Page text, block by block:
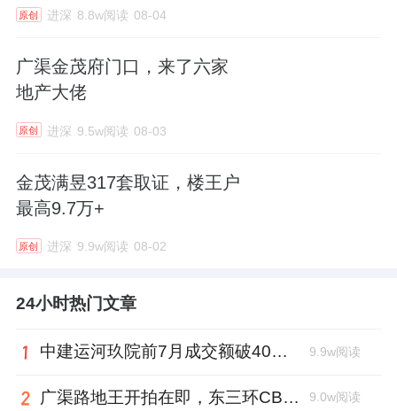
原创 进深 8.8w阅读 08-04
广渠金茂府门口，来了六家
地产大佬
原创 进深 9.5w阅读 08-03
金茂满昱317套取证，楼王户
最高9.7万+
原创 进深 9.9w阅读 08-02
24小时热门文章
中建运河玖院前7月成交额破40亿，刘琨再拿一个单盘销冠 9.9w阅读
广渠路地王开拍在即，东三环CBD再迎“王炸” 9.0w阅读